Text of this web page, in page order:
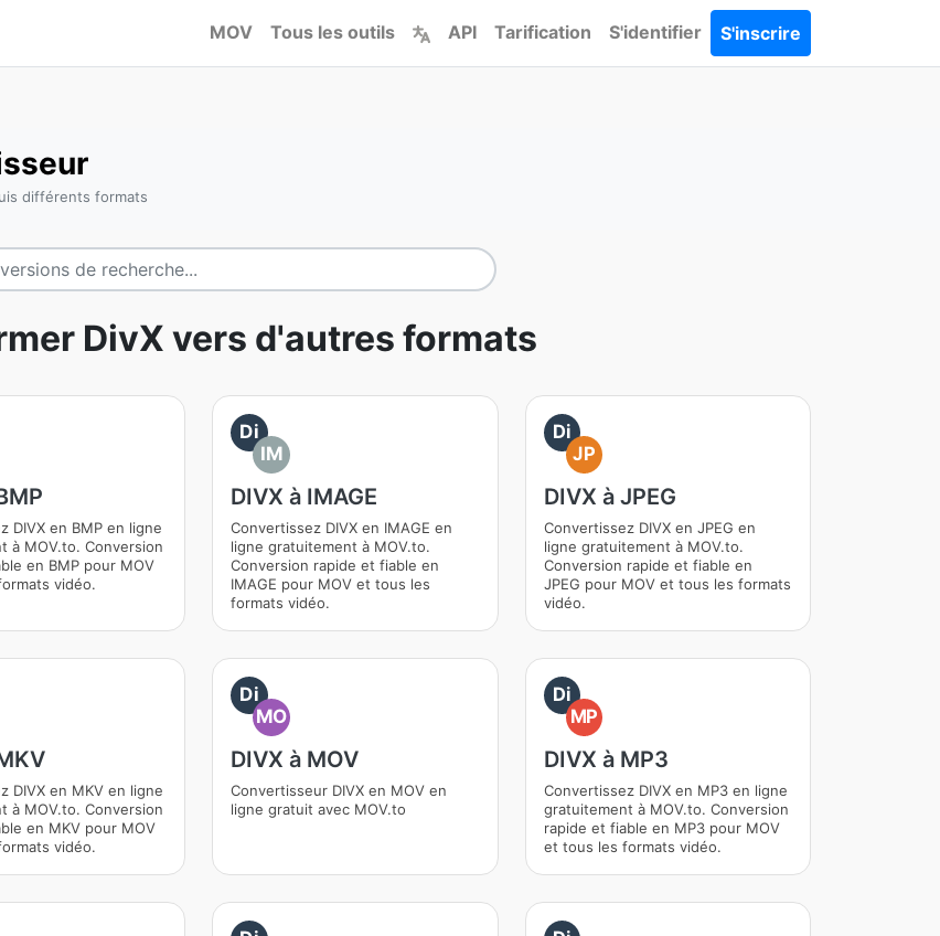
MOV Tous les outils API Tarification S'identifier S'inscrire
différents formats
DivX vers d'autres formats
DIVX en BMP en ligne
à MOV.to. Conversion
en BMP pour MOV
vidéo.
Di
IM
DIVX à IMAGE
Convertissez DIVX en IMAGE en
ligne gratuitement à MOV.to.
Conversion rapide et fiable en
IMAGE pour MOV et tous les
formats vidéo.
Di
JP
DIVX à JPEG
Convertissez DIVX en JPEG en
ligne gratuitement à MOV.to.
Conversion rapide et fiable en
JPEG pour MOV et tous les formats
vidéo.
DIVX en MKV en ligne
à MOV.to. Conversion
en MKV pour MOV
vidéo.
Di
MO
DIVX à MOV
Convertisseur DIVX en MOV en
ligne gratuit avec MOV.to
Di
MP
DIVX à MP3
Convertissez DIVX en MP3 en ligne
gratuitement à MOV.to. Conversion
rapide et fiable en MP3 pour MOV
et tous les formats vidéo.